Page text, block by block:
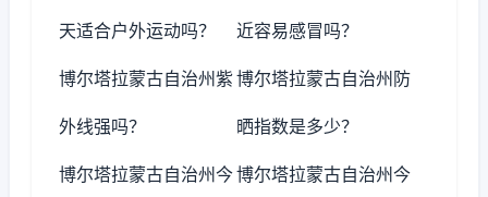
天适合户外运动吗？ 近容易感冒吗？
博尔塔拉蒙古自治州紫
外线强吗？
博尔塔拉蒙古自治州防
晒指数是多少？
博尔塔拉蒙古自治州今博尔塔拉蒙古自治州今